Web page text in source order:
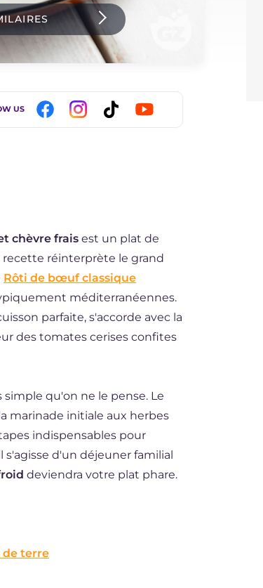
US
chèvre frais est un plat de
recette réinterprète le grand
Rôti de bœuf classique
méditerranéennes.
parfaite, s'accorde avec la
des tomates cerises confites
simple qu'on ne le pense. Le
marinade initiale aux herbes
indispensables pour
d'un déjeuner familial
deviendra votre plat phare.
de terre